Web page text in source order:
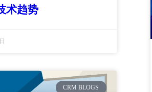
术趋势
CRM BLOGS